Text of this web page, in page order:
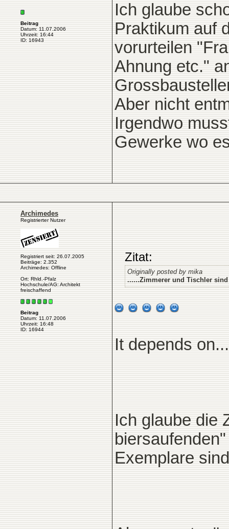
Beitrag
Datum: 11.07.2006
Uhrzeit: 16:44
ID: 16943
Ich glaube
Praktikum auf
vorurteilen
Ahnung etc."
Aber nicht
Irgendwo
Gewerke wo
Archimedes
Registrierter Nutzer
Registriert seit: 26.07.2005
Beiträge: 2.352
Archimedes: Offline
Ort: Rhld.-Pfalz
Hochschule/AG: Architekt
freischaffend
Beitrag
Datum: 11.07.2006
Uhrzeit: 16:48
ID: 16944
Zitat:
Originally posted by mika
......Zimmerer und Tischler
It depends
Ich glaube die
Exemplare